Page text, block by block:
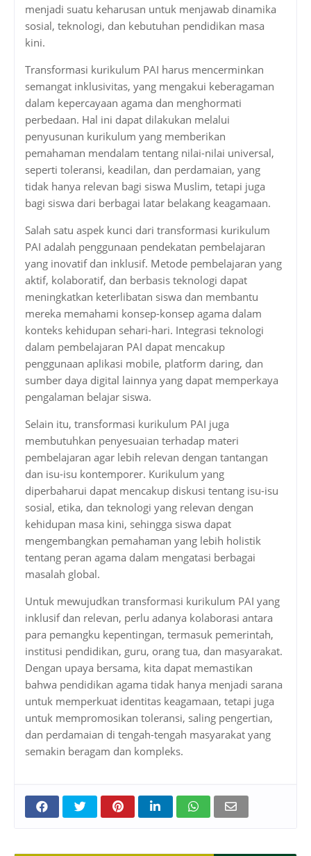
menjadi suatu keharusan untuk menjawab dinamika
sosial, teknologi, dan kebutuhan pendidikan masa
kini.
Transformasi kurikulum PAI harus mencerminkan
semangat inklusivitas, yang mengakui keberagaman
dalam kepercayaan agama dan menghormati
perbedaan. Hal ini dapat dilakukan melalui
penyusunan kurikulum yang memberikan
pemahaman mendalam tentang nilai-nilai universal,
seperti toleransi, keadilan, dan perdamaian, yang
tidak hanya relevan bagi siswa Muslim, tetapi juga
bagi siswa dari berbagai latar belakang keagamaan.
Salah satu aspek kunci dari transformasi kurikulum
PAI adalah penggunaan pendekatan pembelajaran
yang inovatif dan inklusif. Metode pembelajaran yang
aktif, kolaboratif, dan berbasis teknologi dapat
meningkatkan keterlibatan siswa dan membantu
mereka memahami konsep-konsep agama dalam
konteks kehidupan sehari-hari. Integrasi teknologi
dalam pembelajaran PAI dapat mencakup
penggunaan aplikasi mobile, platform daring, dan
sumber daya digital lainnya yang dapat memperkaya
pengalaman belajar siswa.
Selain itu, transformasi kurikulum PAI juga
membutuhkan penyesuaian terhadap materi
pembelajaran agar lebih relevan dengan tantangan
dan isu-isu kontemporer. Kurikulum yang
diperbaharui dapat mencakup diskusi tentang isu-isu
sosial, etika, dan teknologi yang relevan dengan
kehidupan masa kini, sehingga siswa dapat
mengembangkan pemahaman yang lebih holistik
tentang peran agama dalam mengatasi berbagai
masalah global.
Untuk mewujudkan transformasi kurikulum PAI yang
inklusif dan relevan, perlu adanya kolaborasi antara
para pemangku kepentingan, termasuk pemerintah,
institusi pendidikan, guru, orang tua, dan masyarakat.
Dengan upaya bersama, kita dapat memastikan
bahwa pendidikan agama tidak hanya menjadi sarana
untuk memperkuat identitas keagamaan, tetapi juga
untuk mempromosikan toleransi, saling pengertian,
dan perdamaian di tengah-tengah masyarakat yang
semakin beragam dan kompleks.